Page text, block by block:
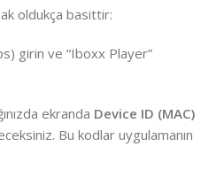
oldukça basittir:
girin ve “Iboxx Player”
ekranda Device ID (MAC)
Bu kodlar uygulamanın